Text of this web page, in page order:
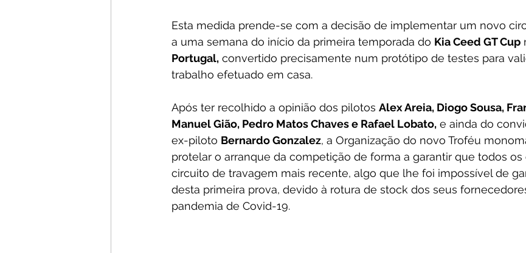
Esta medida prende-se com a decisão de implementar um novo
a uma semana do início da primeira temporada do Kia Ceed GT Cup
Portugal, convertido precisamente num protótipo de testes para
trabalho efetuado em casa.
Após ter recolhido a opinião dos pilotos Alex Areia, Diogo Sousa,
Manuel Gião, Pedro Matos Chaves e Rafael Lobato, e ainda do
ex-piloto Bernardo Gonzalez, a Organização do novo Troféu
protelar o arranque da competição de forma a garantir que todos os
circuito de travagem mais recente, algo que lhe foi impossível de
desta primeira prova, devido à rotura de stock dos seus
pandemia de Covid-19.